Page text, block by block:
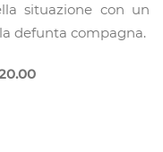
situazione con un
defunta compagna.